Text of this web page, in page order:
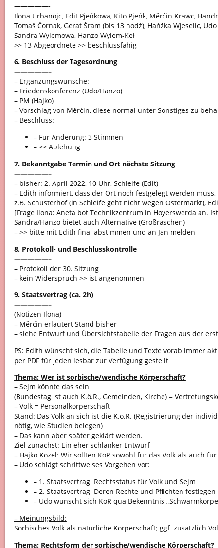
—————-
Ilona Urbanojc, Edit Pjeńkowa, Kito Pjeńk, Měrćin Krawc,
Tomaš Čornak, Gerat Šram (bis 13 hodź), Hańžka Wjeselic,
Sandra Wylemowa, Hanzo Wylem-Keł
>> 13 Abgeordnete >> beschlussfähig
6. Beschluss der Tagesordnung
—————–
– Ergänzungswünsche:
– Friedenskonferenz (Udo/Hanzo)
– PM (Hajko)
– Vorschlag von Měrćin, diese normal unter Sonstiges zu
– Beschluss:
– Für Änderung: 3 Stimmen
– >> Ablehung
7. Bekanntgabe Termin und Ort nächste Sitzung
—————–
– bisher: 2. April 2022, 10 Uhr, Schleife (Edit)
– Edith informiert, dass der Ort noch festgelegt werden
z.B. Schusterhof (in Schleife geht nicht wegen Ostermarkt),
[Frage Ilona: Aneta bot Technikzentrum in Hoyerswerda an.
Sandra/Hanzo bietet auch Alternative (Großräschen)
– >> bitte mit Edith final abstimmen und an Jan melden
8. Protokoll- und Beschlusskontrolle
—————–
– Protokoll der 30. Sitzung
– kein Widerspruch >> ist angenommen
9. Staatsvertrag (ca. 2h)
—————–
(Notizen Ilona)
– Měrćin erläutert Stand bisher
– siehe Entwurf und Übersichtstabelle der Fragen aus der
PS: Edith wünscht sich, die Tabelle und Texte vorab immer
per PDF für jeden lesbar zur Verfügung gestellt
Thema: Wer ist sorbische/wendische Körperschaft?
– Sejm könnte das sein
(Bundestag ist auch K.ö.R., Gemeinden, Kirche) =
– Volk = Personalkörperschaft
Stand: Das Volk an sich ist die K.ö.R. (Registrierung der
nötig, wie Studien belegen)
– Das kann aber später geklärt werden.
Ziel zunächst: Ein eher schlanker Entwurf
– Hajko Kozel: Wir sollten KöR sowohl für das Volk als auch
– Udo schlägt schrittweises Vorgehen vor:
– 1. Staatsvertrag: Rechtsstatus für Volk und Sejm
– 2. Staatsvertrag: Deren Rechte und Pflichten festlegen
– Udo wünscht sich KöR qua Bekenntnis
– Meinungsbild:
Sorbisches Volk als natürliche Körperschaft; ggf. zusätzlich
Thema: Rechtsform der sorbische/wendische Körperschaft?